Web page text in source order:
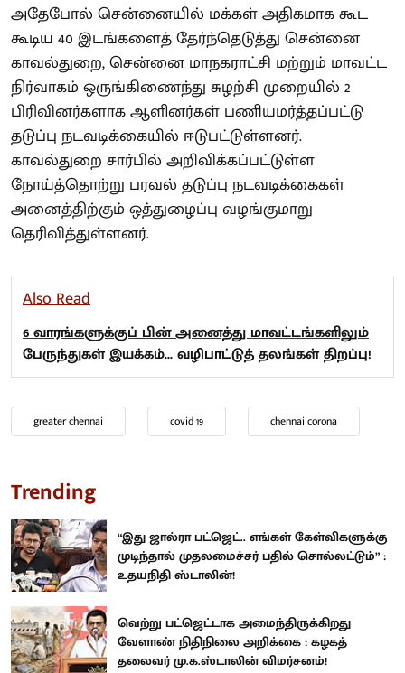
அதேபோல் சென்னையில் மக்கள் அதிகமாக கூட
கூடிய 40 இடங்களைத் தேர்ந்தெடுத்து சென்னை
காவல்துறை, சென்னை மாநகராட்சி மற்றும் மாவட்ட
நிர்வாகம் ஒருங்கிணைந்து சுழற்சி முறையில் 2
பிரிவினர்களாக ஆளினர்கள் பணியமர்த்தப்பட்டு
தடுப்பு நடவடிக்கையில் ஈடுபட்டுள்ளனர்.
காவல்துறை சார்பில் அறிவிக்கப்பட்டுள்ள
நோய்த்தொற்று பரவல் தடுப்பு நடவடிக்கைகள்
அனைத்திற்கும் ஒத்துழைப்பு வழங்குமாறு
தெரிவித்துள்ளனர்.
Also Read
6 வாரங்களுக்குப் பின் அனைத்து மாவட்டங்களிலும்
பேருந்துகள் இயக்கம்... வழிபாட்டுத் தலங்கள் திறப்பு!
greater chennai covid 19 chennai corona
Trending
“இது ஜால்ரா பட்ஜெட்.. எங்கள் கேள்விகளுக்கு
முடிந்தால் முதலமைச்சர் பதில் சொல்லட்டும்” :
உதயநிதி ஸ்டாலின்!
வெற்று பட்ஜெட்டாக அமைந்திருக்கிறது
வேளாண் நிதிநிலை அறிக்கை : கழகத்
தலைவர் மு.க.ஸ்டாலின் விமர்சனம்!